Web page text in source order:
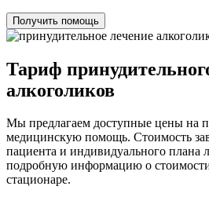
Получить помощь
Тариф
алкоголиков
Мы предлагаем доступные цены на
медицинскую помощь. Стоимость
пациента и индивидуального плана
подробную информацию о
стационаре.